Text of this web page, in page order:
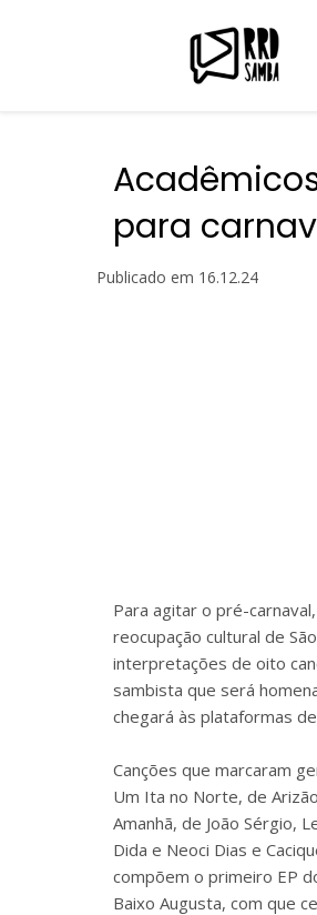
para
Publicado em 16.12.24
Para agitar o pré-
reocupação cultural de
interpretações de oito
sambista que será
chegará às plataformas
Canções que marcaram
Um Ita no Norte, de
Amanhã, de João Sérgio,
Dida e Neoci Dias e
compõem o primeiro EP
Baixo Augusta, com que